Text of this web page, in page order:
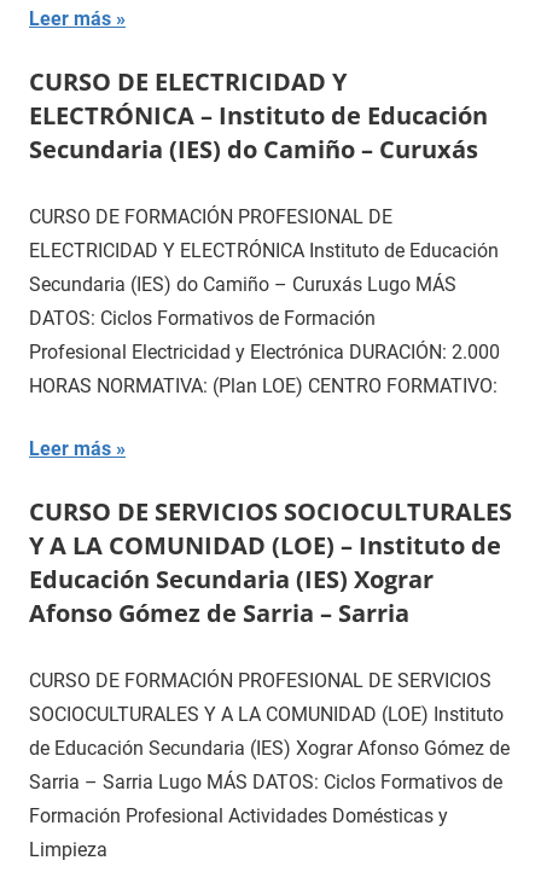
Leer más
CURSO DE ELECTRICIDAD Y
ELECTRÓNICA – Instituto de Educación
Secundaria (IES) do Camiño – Curuxás
CURSO DE FORMACIÓN PROFESIONAL DE
ELECTRICIDAD Y ELECTRÓNICA Instituto de Educación
Secundaria (IES) do Camiño – Curuxás Lugo MÁS
DATOS: Ciclos Formativos de Formación
Profesional Electricidad y Electrónica DURACIÓN: 2.000
HORAS NORMATIVA: (Plan LOE) CENTRO FORMATIVO:
Leer más
CURSO DE SERVICIOS SOCIOCULTURALES
Y A LA COMUNIDAD (LOE) – Instituto de
Educación Secundaria (IES) Xograr
Afonso Gómez de Sarria – Sarria
CURSO DE FORMACIÓN PROFESIONAL DE SERVICIOS
SOCIOCULTURALES Y A LA COMUNIDAD (LOE) Instituto
de Educación Secundaria (IES) Xograr Afonso Gómez de
Sarria – Sarria Lugo MÁS DATOS: Ciclos Formativos de
Formación Profesional Actividades Domésticas y
Limpieza